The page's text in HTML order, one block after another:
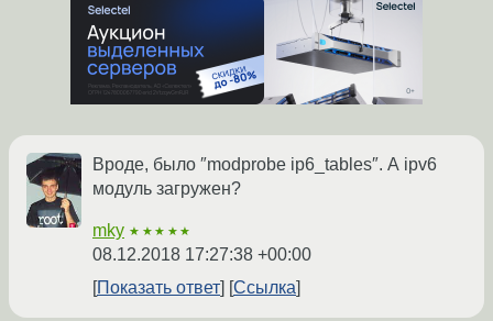
Вроде, было ″modprobe ip6_tables″. А ipv6
модуль загружен?
mky ★★★★★
08.12.2018 17:27:38 +00:00
Показать ответ
Ссылка